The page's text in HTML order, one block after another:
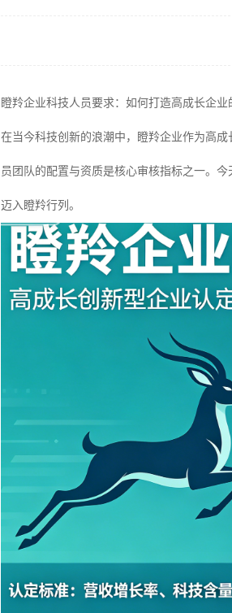
瞪羚企业科技人员要求：如何打造高成长企业
在当今科技创新的浪潮中，瞪羚企业作为高
员团队的配置与资质是核心审核指标之一。
迈入瞪羚行列。